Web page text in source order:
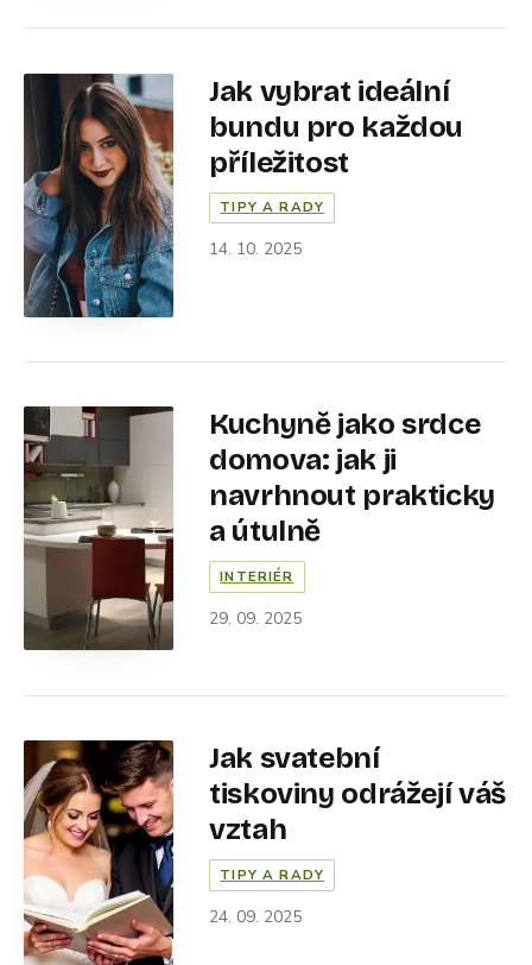
Jak vybrat ideální
bundu pro každou
příležitost
TIPY A RADY
14. 10. 2025
Kuchyně jako srdce
domova: jak ji
navrhnout prakticky
a útulně
INTERIÉR
29. 09. 2025
Jak svatební
tiskoviny odrážejí váš
vztah
TIPY A RADY
24. 09. 2025